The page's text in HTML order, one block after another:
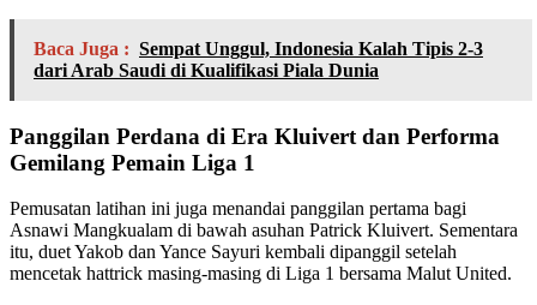
Baca Juga : Sempat Unggul, Indonesia Kalah Tipis 2-3
dari Arab Saudi di Kualifikasi Piala Dunia
Panggilan Perdana di Era Kluivert dan Performa
Gemilang Pemain Liga 1
Pemusatan latihan ini juga menandai panggilan pertama bagi
Asnawi Mangkualam di bawah asuhan Patrick Kluivert. Sementara
itu, duet Yakob dan Yance Sayuri kembali dipanggil setelah
mencetak hattrick masing-masing di Liga 1 bersama Malut United.